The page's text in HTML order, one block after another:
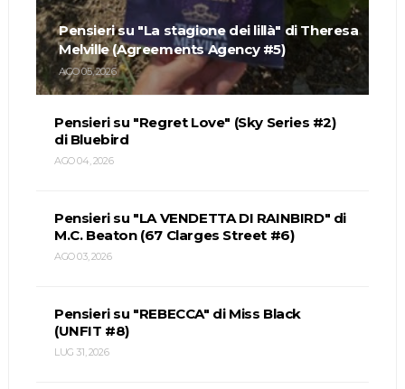
Pensieri su "La stagione dei lillà" di Theresa
Melville (Agreements Agency #5)
AGO 05, 2026
Pensieri su "Regret Love" (Sky Series #2)
di Bluebird
AGO 04, 2026
Pensieri su "LA VENDETTA DI RAINBIRD" di
M.C. Beaton (67 Clarges Street #6)
AGO 03, 2026
Pensieri su "REBECCA" di Miss Black
(UNFIT #8)
LUG 31, 2026